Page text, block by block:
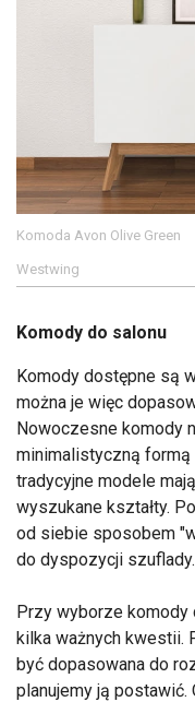
Komoda Avon Olive Green
Westwing
Komody do salonu
Komody dostępne są
można je więc
Nowoczesne komody
minimalistyczną
tradycyjne modele
wyszukane kształty.
od siebie sposobem
do dyspozycji szuflady.
Przy wyborze komody
kilka ważnych kwestii.
być dopasowana do
planujemy ją